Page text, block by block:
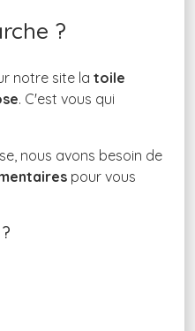
?
notre site la toile
. C'est vous qui
nous avons besoin de
pour vous